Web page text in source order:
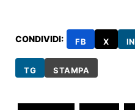
CONDIVIDI: FB X IN
TG STAMPA